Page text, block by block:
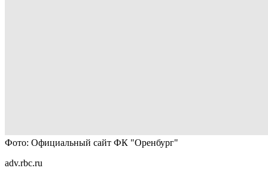
Фото: Официальный сайт ФК "Оренбург"
adv.rbc.ru